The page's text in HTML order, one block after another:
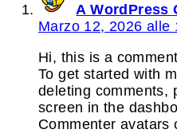
A WordPress
Marzo 12, 2026 alle
Hi, this is a
To get started with
deleting comments,
screen in the
Commenter avatars